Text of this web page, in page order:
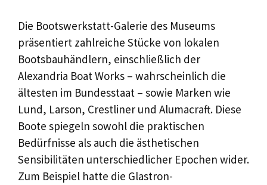
Die Bootswerkstatt-Galerie des Museums
präsentiert zahlreiche Stücke von lokalen
Bootsbauhändlern, einschließlich der
Alexandria Boat Works – wahrscheinlich die
ältesten im Bundesstaat – sowie Marken wie
Lund, Larson, Crestliner und Alumacraft. Diese
Boote spiegeln sowohl die praktischen
Bedürfnisse als auch die ästhetischen
Sensibilitäten unterschiedlicher Epochen wider.
Zum Beispiel hatte die Glastron-